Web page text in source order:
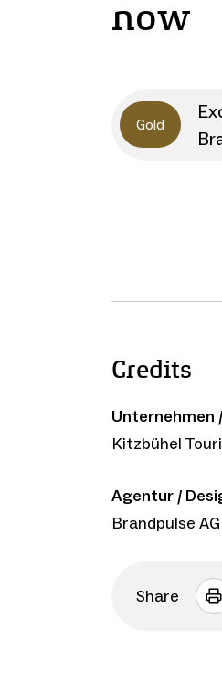
now
Gold
Credits
Unternehmen
Kitzbühel
Agentur /
Brandpulse AG
Share